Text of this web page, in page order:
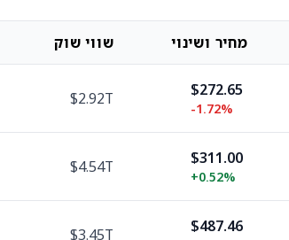
מחיר ושינוי שווי שוק
$272.65
-1.72%
$2.92T
$311.00
+0.52%
$4.54T
$487.46
$3.45T